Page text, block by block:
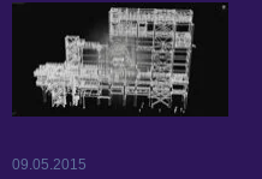
09.05.2015